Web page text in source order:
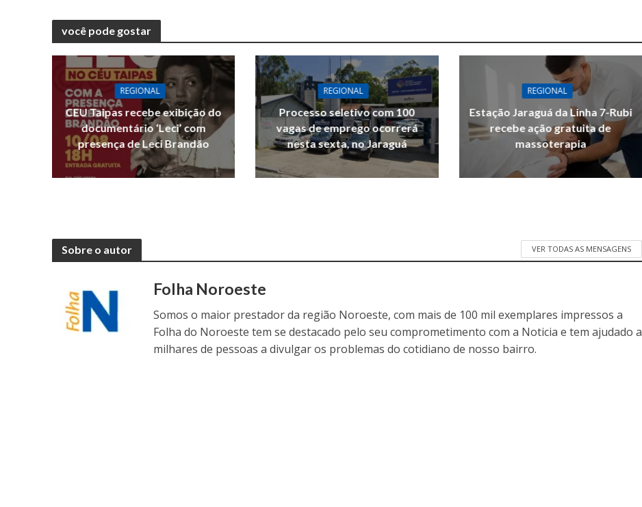
você pode gostar
REGIONAL
CEU Taipas recebe exibição do
documentário ‘Leci’ com
presença de Leci Brandão
REGIONAL
Processo seletivo com 100
vagas de emprego ocorrerá
nesta sexta, no Jaraguá
REGIONAL
Estação Jaraguá da Linha 7-Rubi
recebe ação gratuita de
massoterapia
Sobre o autor VER TODAS AS MENSAGENS
Folha Noroeste
Somos o maior prestador da região Noroeste, com mais de 100 mil exemplares impressos a
Folha do Noroeste tem se destacado pelo seu comprometimento com a Noticia e tem ajudado a
milhares de pessoas a divulgar os problemas do cotidiano de nosso bairro.